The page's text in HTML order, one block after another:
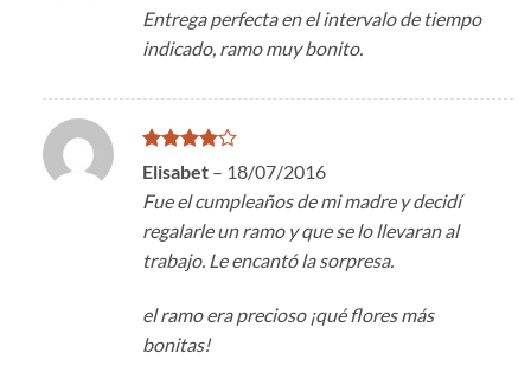
5
Entrega perfecta en el intervalo de tiempo
indicado, ramo muy bonito.
Valorado
en4de
5
Elisabet – 18/07/2016
Fue el cumpleaños de mi madre y decidí
regalarle un ramo y que se lo llevaran al
trabajo. Le encantó la sorpresa.
el ramo era precioso ¡qué flores más
bonitas!